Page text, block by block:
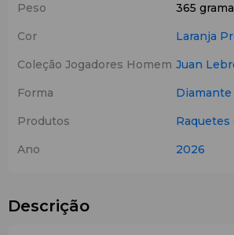
Peso
365 grama
Cor
Laranja
Coleção Jogadores Homem Juan
Forma
Diamante
Produtos
Raquetes
Ano
2026
Descrição